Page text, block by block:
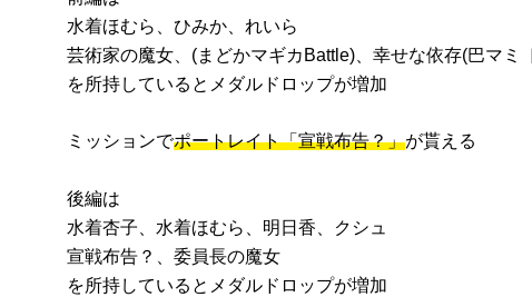
水着ほむら、ひみか、れいら
芸術家の魔女、(まどかマギカBattle)、幸せな依存(巴マミ
を所持しているとメダルドロップが増加
ミッションでポートレイト「宣戦布告？」が貰える
後編は
水着杏子、水着ほむら、明日香、クシュ
宣戦布告？、委員長の魔女
を所持しているとメダルドロップが増加